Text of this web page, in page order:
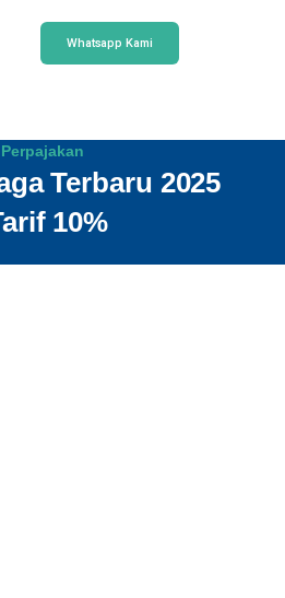
Whatsapp Kami
Perpajakan
Terbaru 2025
10%